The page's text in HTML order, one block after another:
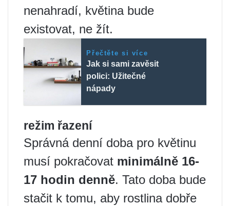
nenahradí, květina bude
existovat, ne žít.
Přečtěte si více
Jak si sami zavěsit
polici: Užitečné
nápady
režim řazení
Správná denní doba pro květinu
musí pokračovat minimálně 16-
17 hodin denně. Tato doba bude
stačit k tomu, aby rostlina dobře